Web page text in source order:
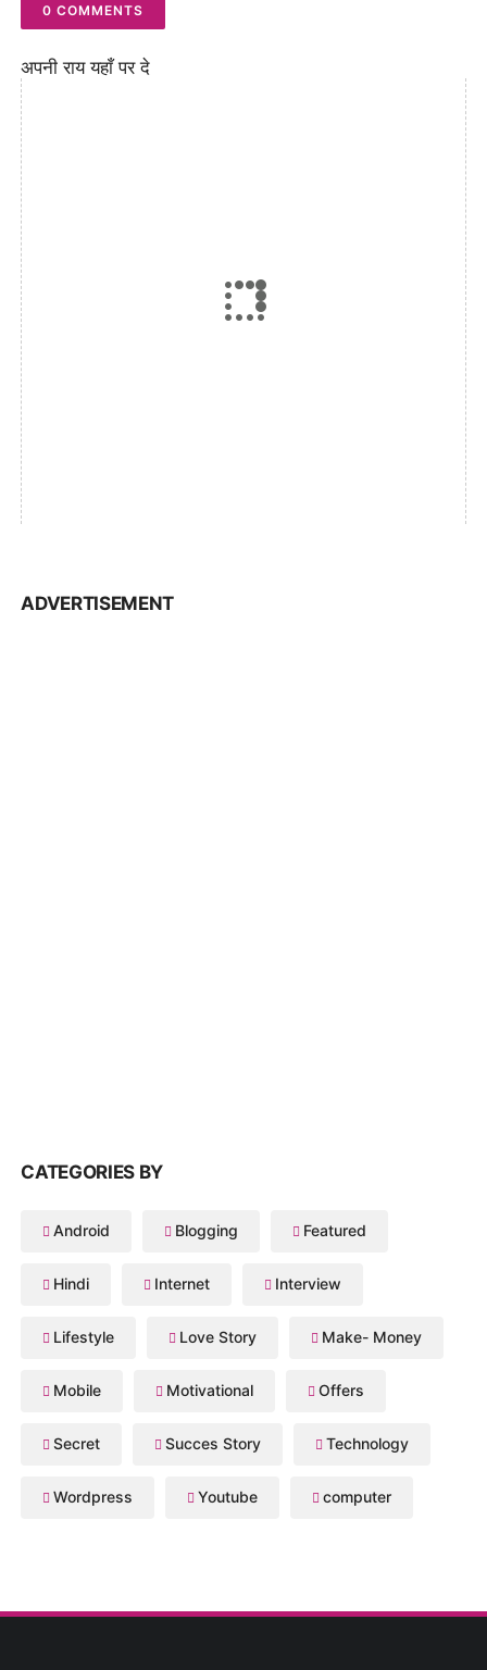
0 COMMENTS
अपनी राय यहाँ पर दे
ADVERTISEMENT
CATEGORIES BY
Android Blogging Featured
Hindi Internet Interview
Lifestyle Love Story Make- Money
Mobile Motivational Offers
Secret Succes Story Technology
Wordpress Youtube computer